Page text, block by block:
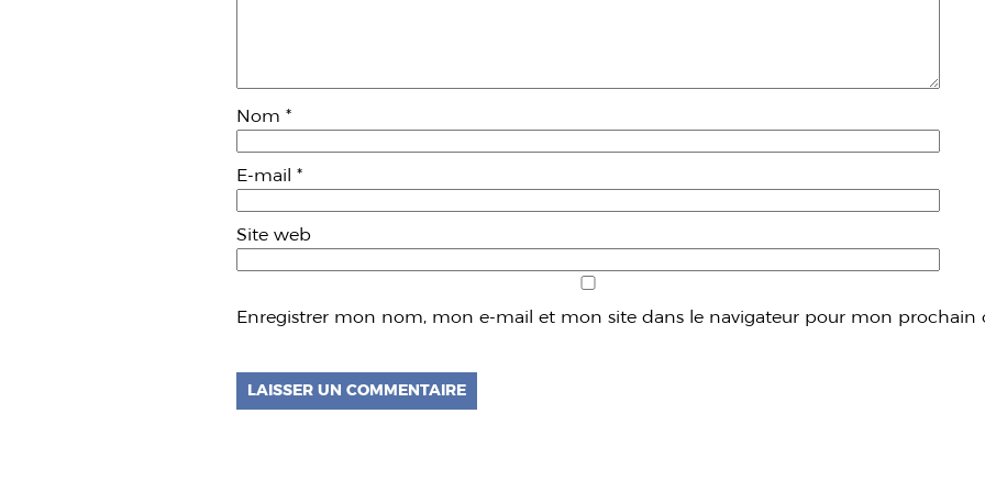
Nom*
E-mail*
Site web
Enregistrer mon nom, mon e-mail et mon site dans le navigateur pour mon prochain